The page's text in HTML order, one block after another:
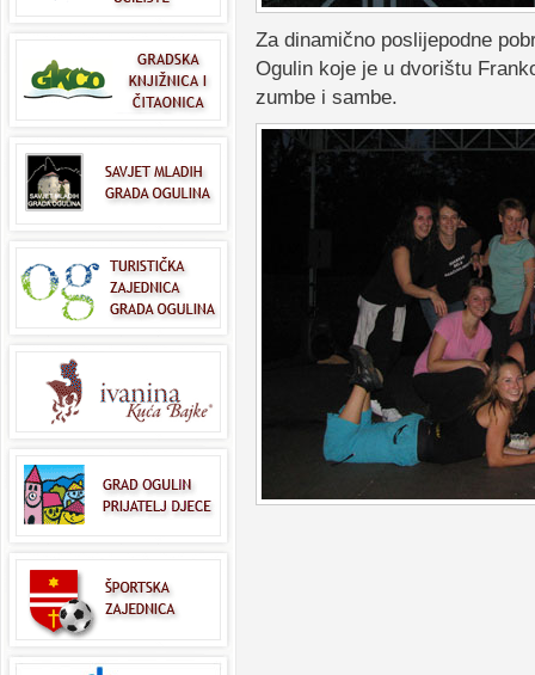
Za dinamično poslijepodne
Ogulin koje je u dvorištu
zumbe i sambe.